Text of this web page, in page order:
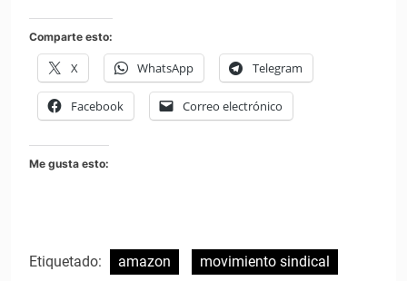
Comparte esto:
X WhatsApp Telegram
Facebook Correo electrónico
Me gusta esto:
Etiquetado: amazon
movimiento sindical